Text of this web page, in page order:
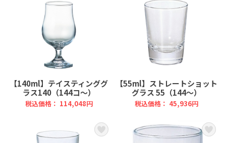
【140ml】テイスティンググ
ラス140（144コ～）
税込価格： 114,048円
【55ml】ストレートショット
グラス 55（144～）
税込価格： 45,936円